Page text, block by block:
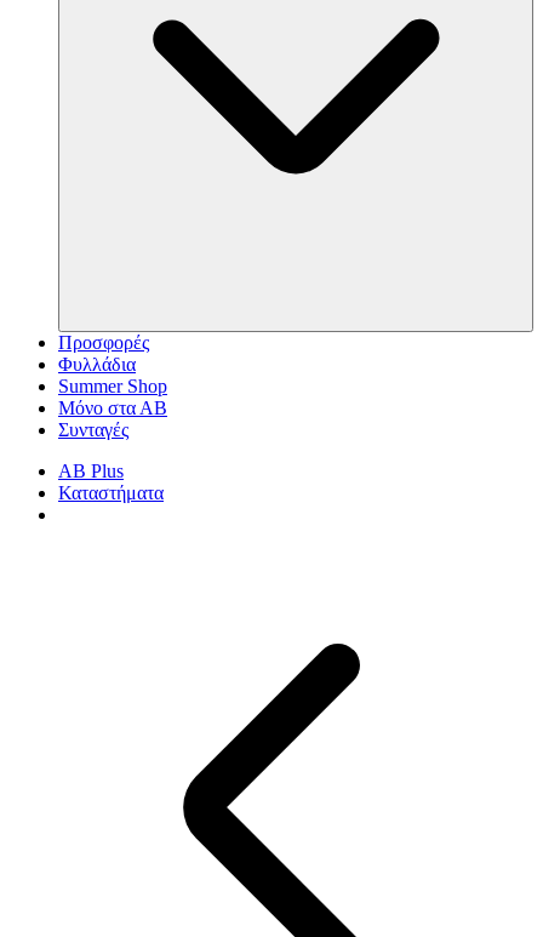
Προσφορές
Φυλλάδια
Summer Shop
Μόνο στα ΑΒ
Συνταγές
AB Plus
Καταστήματα